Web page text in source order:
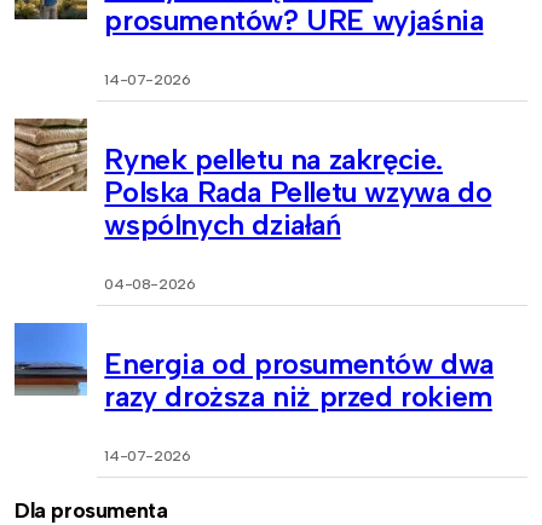
prosumentów? URE wyjaśnia
14-07-2026
Rynek pelletu na zakręcie.
Polska Rada Pelletu wzywa do
wspólnych działań
04-08-2026
Energia od prosumentów dwa
razy droższa niż przed rokiem
14-07-2026
Dla prosumenta